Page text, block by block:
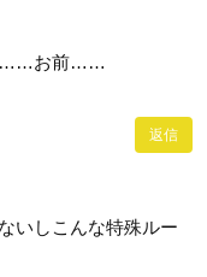
……お前……
返信
いしこんな特殊ルー